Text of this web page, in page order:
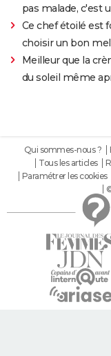
pas malade, c'est
Ce chef étoilé est
choisir un bon
Meilleur que la
du soleil même
Qui sommes-nous ?
Tous les articles
Paramétrer les cookies